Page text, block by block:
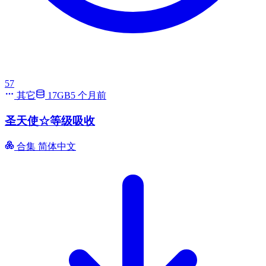
57
其它
17GB5 个月前
圣天使☆等级吸收
合集 简体中文